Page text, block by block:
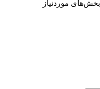
بخش‌های موردنیاز